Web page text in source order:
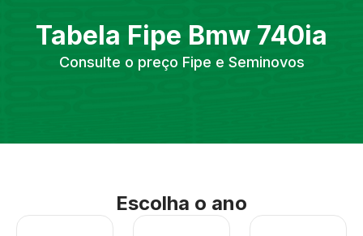
Tabela Fipe Bmw 740ia
Consulte o preço Fipe e Seminovos
Escolha o ano